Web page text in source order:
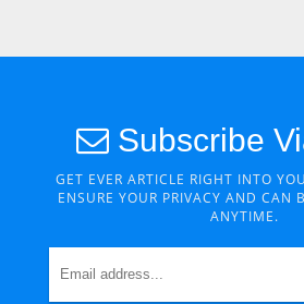
CÔ BÉ BÁN DIÊM
Subscribe
GET EVER ARTICLE RIGHT INTO
ENSURE YOUR PRIVACY AND CAN
ANYTIME.